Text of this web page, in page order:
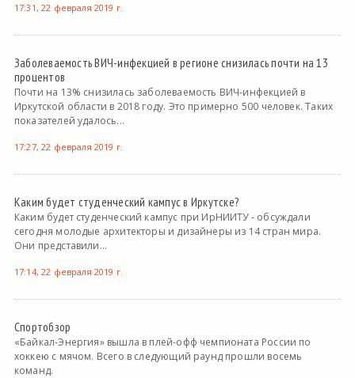
17:31, 22 февраля 2019 г.
Заболеваемость ВИЧ-инфекцией в регионе снизилась почти на 13
процентов
Почти на 13% снизилась заболеваемость ВИЧ-инфекцией в
Иркутской области в 2018 году. Это примерно 500 человек. Таких
показателей удалось...
17:27, 22 февраля 2019 г.
Каким будет студенческий кампус в Иркутске?
Каким будет студенческий кампус при ИрНИИТУ - обсуждали
сегодня молодые архитекторы и дизайнеры из 14 стран мира.
Они представили...
17:14, 22 февраля 2019 г.
Спортобзор
«Байкал-Энергия» вышла в плей-офф чемпионата России по
хоккею с мячом. Всего в следующий раунд прошли восемь
команд.